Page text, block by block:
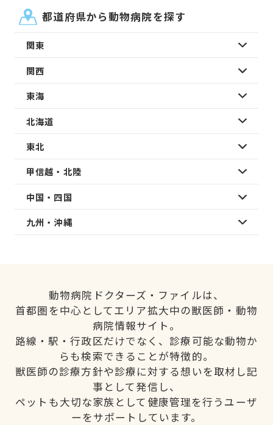
都道府県から動物病院を探す
関東
関西
東海
北海道
東北
甲信越・北陸
中国・四国
九州・沖縄
動物病院ドクターズ・ファイルは、
首都圏を中心としてエリア拡大中の獣医師・動物
病院情報サイト。
路線・駅・行政区だけでなく、診療可能な動物か
らも検索できることが特徴的。
獣医師の診療方針や診療に対する想いを取材し記
事として発信し、
ペットも大切な家族として健康管理を行うユーザ
ーをサポートしています。